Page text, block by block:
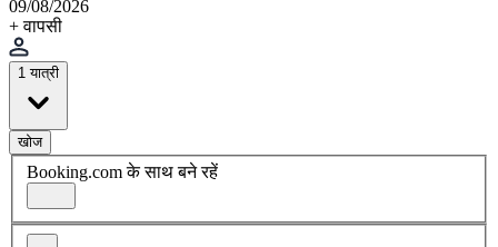
09/08/2026
+ वापसी
1 यात्री
खोज
Booking.com के साथ बने रहें